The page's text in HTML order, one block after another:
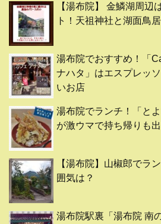
【湯布院】 金鱗湖周辺
ト！天祖神社と湖面鳥
湯布院でおすすめ！「
ナハタ」はエスプレッ
いお店
湯布院でランチ！「と
が激ウマで持ち帰りも
【湯布院】山椒郎でラ
囲気は？
湯布院駅裏「湯布院 南